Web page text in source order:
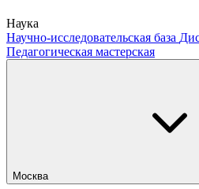
Наука
Научно-исследовательская база
Педагогическая мастерская
Москва